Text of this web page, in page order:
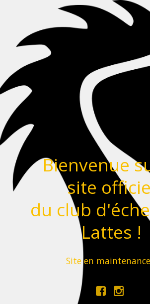
Bienvenue
site
du club
Lattes !
Site en